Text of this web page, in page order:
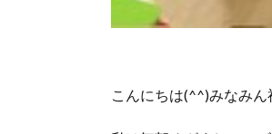
こんにちは(^^)みなみん